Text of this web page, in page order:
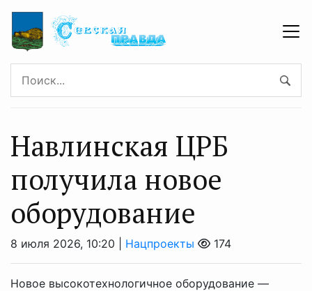
Навлинская ЦРБ
получила новое
оборудование
8 июля 2026, 10:20 | Нацпроекты 174
Новое высокотехнологичное оборудование —